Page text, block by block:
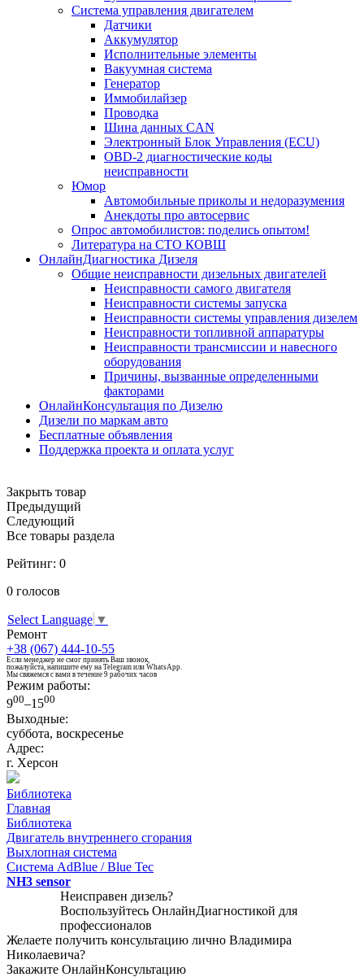
Система управления двигателем
Датчики
Аккумулятор
Исполнительные элементы
Вакуумная система
Генератор
Иммобилайзер
Проводка
Шина данных CAN
Электронный Блок Управления (ECU)
OBD-2 диагностические коды
неисправности
Юмор
Автомобильные приколы и недоразумения
Анекдоты про автосервис
Опрос автомобилистов: поделись опытом!
Литература на СТО КОВШ
ОнлайнДиагностика Дизеля
Общие неисправности дизельных двигателей
Неисправности самого двигателя
Неисправности системы запуска
Неисправности системы управления дизелем
Неисправности топливной аппаратуры
Неисправности трансмиссии и навесного
оборудования
Причины, вызванные определенными
факторами
ОнлайнКонсультация по Дизелю
Дизели по маркам авто
Бесплатные объявления
Поддержка проекта и оплата услуг
Закрыть товар
Предыдущий
Следующий
Все товары раздела
Рейтинг: 0
0 голосов
Select Language ▼
Ремонт
+38 (067) 444-10-55
Если менеджер не смог принять Ваш звонок,
пожалуйста, напишите ему на Telegram или WhatsApp.
Мы свяжемся с вами в течение 9 рабочих часов
Режим работы:
900–1500
Выходные:
суббота, воскресенье
Адрес:
г. Херсон
Библиотека
Главная
Библиотека
Двигатель внутреннего сгорания
Выхлопная система
Система AdBlue / Blue Tec
NH3 sensor
Неисправен дизель?
Воспользуйтесь ОнлайнДиагностикой для
профессионалов
Желаете получить консультацию лично Владимира
Николаевича?
Закажите ОнлайнКонсультацию